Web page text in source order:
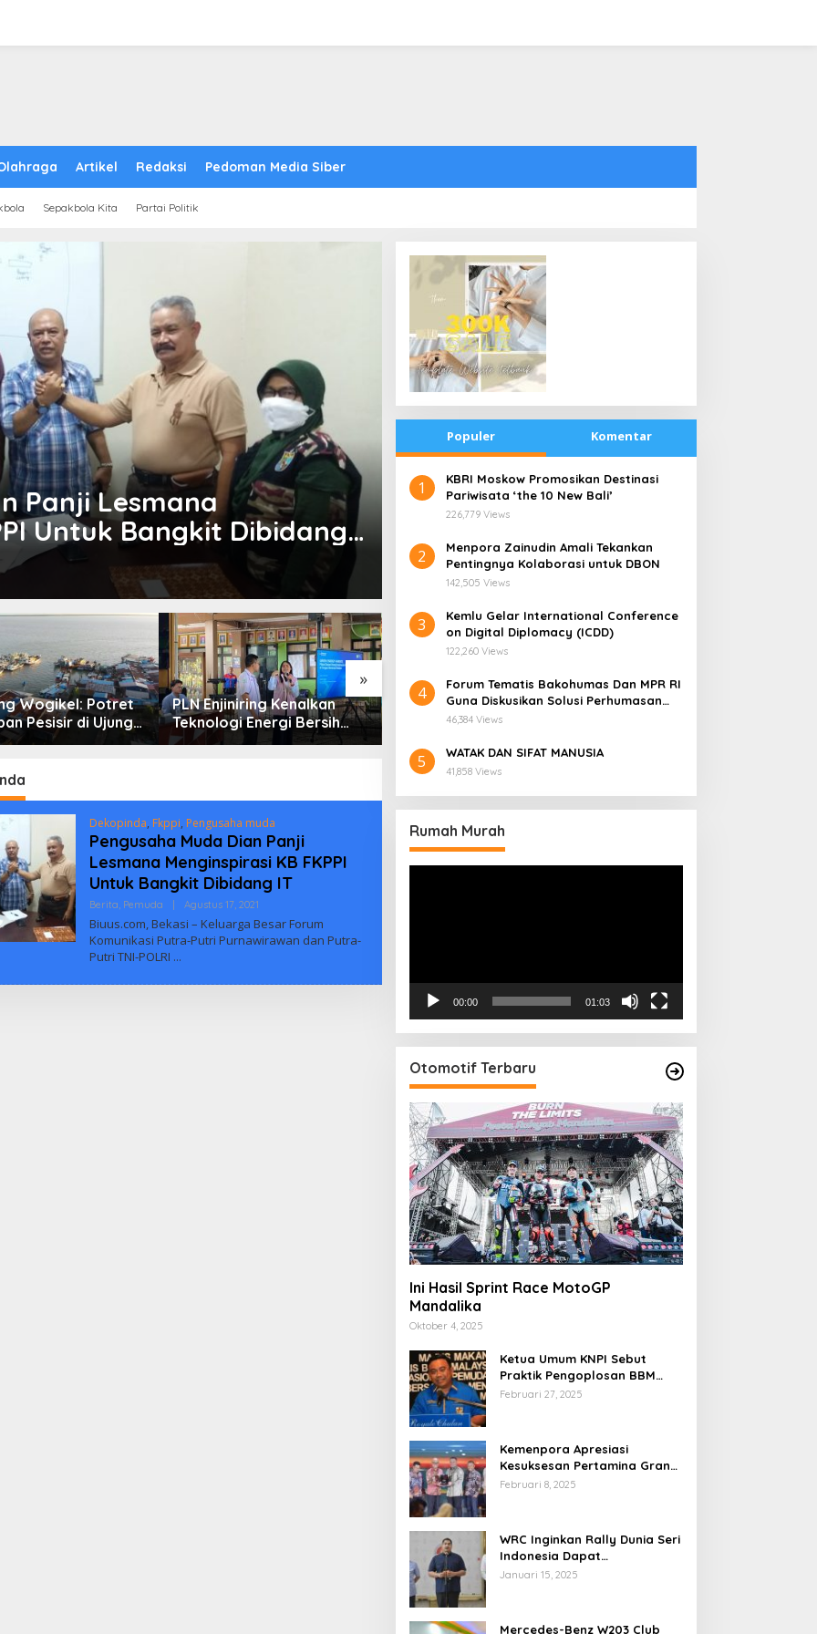
Artikel Redaksi Pedoman Media Siber
Sepakbola Kita Partai Politik
Panji Lesmana
Untuk Bangkit Dibidang
»
Wogikel: Potret
Pesisir di Ujung
yang
PLN Enjiniring Kenalkan
Teknologi Energi Bersih
kepada Pelajar Jakarta
Tradisi Bakar Batu di
Papua Menjadi Simbol
Kemana Harga Saham
Dekopinda, Fkppi, Pengusaha muda
Pengusaha Muda Dian Panji
Lesmana Menginspirasi KB FKPPI
Untuk Bangkit Dibidang IT
Berita, Pemuda Agustus 17, 2021Oleh
Indonesia
Biuus.com, Bekasi – Keluarga Besar Forum
Komunikasi Putra-Putri Purnawirawan dan Putra-
Putri TNI-POLRI
Populer Komentar
1
​KBRI Moskow Promosikan Destinasi
Pariwisata ‘the 10 New Bali’
226,779 Views
2
​Menpora Zainudin Amali Tekankan
Pentingnya Kolaborasi untuk DBON
142,505 Views
3
​Kemlu Gelar International Conference
on Digital Diplomacy (ICDD)
122,260 Views
4
Forum Tematis Bakohumas Dan MPR RI
Guna Diskusikan Solusi Perhumasan
Juga Tuk Perkuat Lembaga Masing –
46,384 Views
5 WATAK DAN SIFAT MANUSIA
41,858 Views
Rumah Murah
00:00 01:03
Otomotif Terbaru
Ini Hasil Sprint Race MotoGP
Mandalika
Oktober 4, 2025
Ketua Umum KNPI Sebut
Praktik Pengoplosan BBM
Cederai Kepercayaan
Februari 27, 2025
Kemenpora Apresiasi
Kesuksesan Pertamina Grand
Prix of Indonesia 2024
Februari 8, 2025
WRC Inginkan Rally Dunia Seri
Indonesia Dapat
Terselenggara 2026
Januari 15, 2025
Mercedes-Benz W203 Club